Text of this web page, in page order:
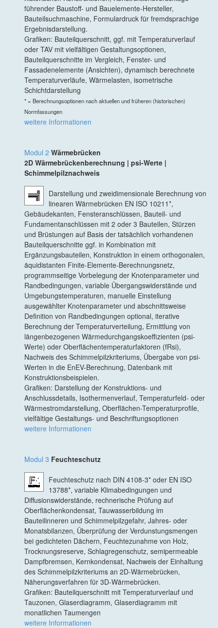
führender Baustoff- und Bauelemente-Hersteller,
Bauteilsuchmaschine, Formulardruck für fremdsprachige
Ergebnisdarstellung.
Grafiken: Bauteilquerschnitt, ggf. mit Temperaturverlauf
oder TAV mit vielfältigen Gestaltungsoptionen,
Bauteilquerschnitte im Vergleich, Fenster- und
Fassadenelemente (Ansichten), dynamisch berechnete
Temperaturverläufe, Wärmelasten, isometrische
Schichtdarstellung
* = Berechnungsoptionen nach aktuellen und früheren (historischen)
Normfassungen
weitere Informationen
Modul 2 Wärmebrücken
2D Wärmebrückenberechnung | psi-Werte |
Schimmelpilznachweis
Darstellung und zweidimensionale Berechnung von
linearen Wärmebrücken EN ISO 10211*,
Gebäudekanten, Fensteranschlüssen, Bauteil- und
Fundamentanschlüssen mit 2 oder 3 Bauteilen, Stürzen
und Brüstungen auf Basis der tatsächlich vorhandenen
Bauteilquerschnitte ggf. in Kombination mit
Ergänzungsbauteilen, Konstruktion in einem orthogonalen,
äquidistanten Finite-Elemente-Berechnungsnetz,
programmseitige Vorbelegung der Knotenparameter und
Randbedingungen, variable Übergangswiderstände und
Umgebungstemperaturen, manuelle Einstellung
ausgewählter Knotenparameter und abschnittsweise
Definition von Randbedingungen optional, iterative
Berechnung der Temperaturverteilung, Ermittlung von
längenbezogenen Wärmedurchgangskoeffizienten (psi-
Werte) oder Oberflächentemperaturfaktoren (fRsi),
Nachweis des Schimmelpilzkriteriums, Übergabe von psi-
Werten in die EnEV-Berechnung, Datenbank mit
Konstruktionsbeispielen.
Grafiken: Darstellung der Konstruktions- und
Anschlussdetails, Isothermenverlauf, Temperaturfeld- oder
Wärmestromdarstellung, Oberflächen-Temperaturprofile,
vielfältige Gestaltungs- und Beschriftungsoptionen
weitere Informationen
Modul 3 Feuchteschutz
Feuchteschutz nach DIN 4108-3* oder EN ISO
13788*, variable Klimabedingungen und
Diffusionswiderstände, rechnerische Prüfung auf
Oberflächenkondensat, Tauwasserbildung im
Bauteilinneren und Schimmelpilzgefahr, Jahres- oder
Monatsbilanzen, Überprüfung der Verdunstungsmengen
bei gedichteten Dächern, Feuchtezunahme von Holz,
Trocknungsreserve, Schlagregenschutz, semipermeable
Dampfbremsen, Kernkondensat, Nachweis der Einhaltung
des Schimmelpilzkriteriums an 2D-Wärmebrücken,
Näherungsverfahren für 3D-Wärmebrücken.
Grafiken: Bauteilquerschnitt mit Temperaturverlauf und
Tauzonen, Glaserdiagramm, Glaserdiagramm mit
monatlichen Taumengen
weitere Informationen